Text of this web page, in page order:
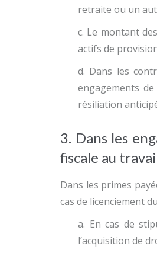
retraite ou un
c. Le montant
actifs de
d. Dans les
engagements
résiliation
3. Dans les
fiscale au
Dans les primes
cas de licenciement
a. En cas de
l’acquisition de